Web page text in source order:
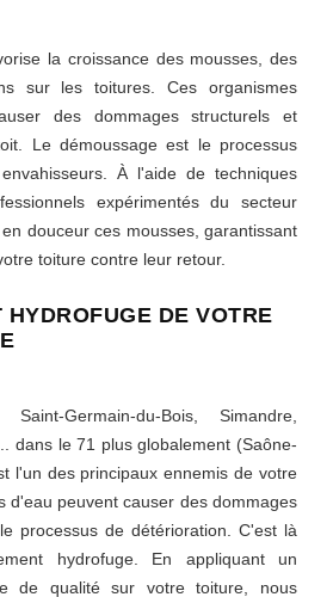
la croissance des mousses, des
sur les toitures. Ces organismes
des dommages structurels et
Le démoussage est le processus
À l'aide de techniques
expérimentés du secteur
douceur ces mousses, garantissant
toiture contre leur retour.
HYDROFUGE DE VOTRE
Germain-du-Bois, Simandre,
dans le 71 plus globalement (Saône-
l'un des principaux ennemis de votre
d'eau peuvent causer des dommages
processus de détérioration. C'est là
hydrofuge. En appliquant un
de qualité sur votre toiture, nous